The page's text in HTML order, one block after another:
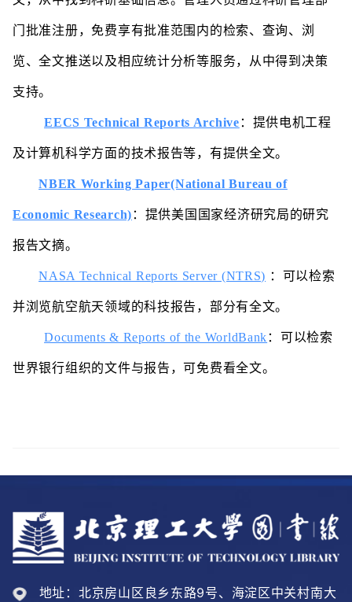
门批准注册，免费享有批准范围内的检索、查询、浏
览、全文推送以及相应统计分析等服务，从中得到决策
支持。
EECS Technical Reports Archive ： 提供电机工程
及计算机科学方面的技术报告等，有提供全文。
NBER Working Paper(National Bureau of
Economic Research) ： 提供美国国家经济研究局的研究
报告文摘。
NASA Technical Reports Server (NTRS) ： 可以检索
并浏览航空航天领域的科技报告，部分有全文。
Documents & Reports of the WorldBank ： 可以检索
世界银行组织的文件与报告，可免费看全文。
地址：北京房山区良乡东路9号、海淀区中关村南大